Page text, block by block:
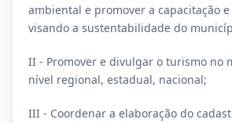
ambiental e promover a capacitação
visando a sustentabilidade do
II - Promover e divulgar o turismo no
nível regional, estadual, nacional;
III - Coordenar a elaboração do